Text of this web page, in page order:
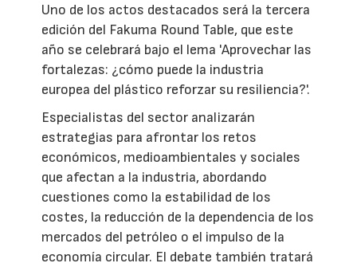
Uno de los actos destacados será la tercera
edición del Fakuma Round Table, que este
año se celebrará bajo el lema 'Aprovechar las
fortalezas: ¿cómo puede la industria
europea del plástico reforzar su resiliencia?'.
Especialistas del sector analizarán
estrategias para afrontar los retos
económicos, medioambientales y sociales
que afectan a la industria, abordando
cuestiones como la estabilidad de los
costes, la reducción de la dependencia de los
mercados del petróleo o el impulso de la
economía circular. El debate también tratará